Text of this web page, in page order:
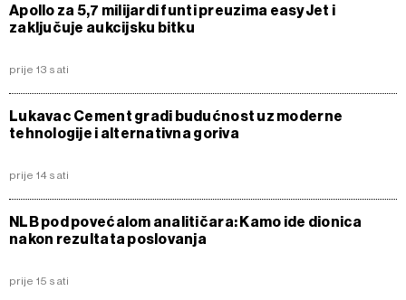
Apollo za 5,7 milijardi funti preuzima easyJet i
zaključuje aukcijsku bitku
prije 13 sati
Lukavac Cement gradi budućnost uz moderne
tehnologije i alternativna goriva
prije 14 sati
NLB pod povećalom analitičara: Kamo ide dionica
nakon rezultata poslovanja
prije 15 sati